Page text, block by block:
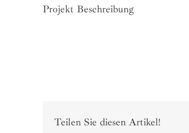
Projekt Beschreibung
Teilen Sie diesen Artikel!